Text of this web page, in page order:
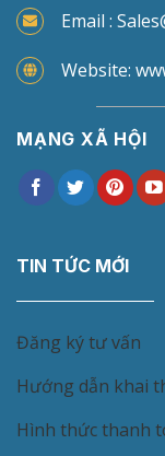
Email :
Website:
MẠNG XÃ HỘI
TIN TỨC MỚI
Đăng ký tư vấn
Hướng dẫn khai
Hình thức thanh